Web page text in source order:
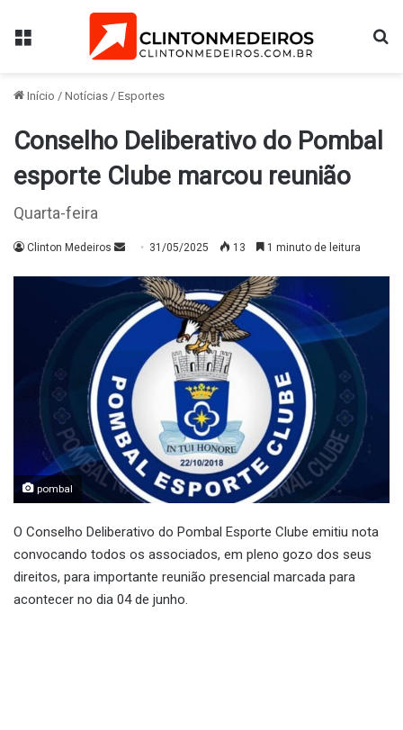
Menu
Início / Notícias / Esportes
Conselho Deliberativo do Pombal
esporte Clube marcou reunião
Quarta-feira
Clinton Medeiros
Mande
e-
mail
31/05/2025 13 1 minuto de leitura
pombal
O Conselho Deliberativo do Pombal Esporte Clube emitiu nota
convocando todos os associados, em pleno gozo dos seus
direitos, para importante reunião presencial marcada para
acontecer no dia 04 de junho.